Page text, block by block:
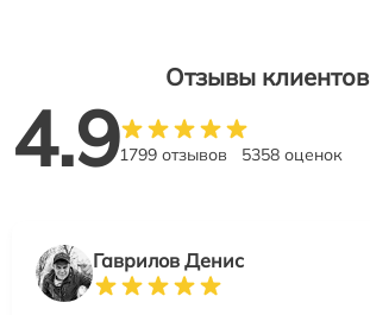
Отзывы клиентов
4.91799 отзывов 5358 оценок
Гаврилов Денис